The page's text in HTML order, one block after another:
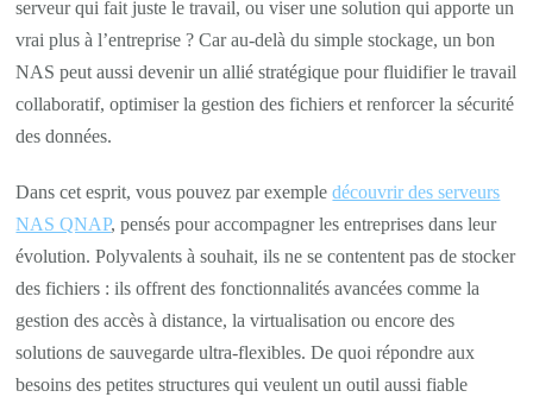
serveur qui fait juste le travail, ou viser une solution qui apporte un
vrai plus à l’entreprise ? Car au-delà du simple stockage, un bon
NAS peut aussi devenir un allié stratégique pour fluidifier le travail
collaboratif, optimiser la gestion des fichiers et renforcer la sécurité
des données.
Dans cet esprit, vous pouvez par exempledécouvrir des serveurs
NAS QNAP, pensés pour accompagner les entreprises dans leur
évolution. Polyvalents à souhait, ils ne se contentent pas de stocker
des fichiers : ils offrent des fonctionnalités avancées comme la
gestion des accès à distance, la virtualisation ou encore des
solutions de sauvegarde ultra-flexibles. De quoi répondre aux
besoins des petites structures qui veulent un outil aussi fiable